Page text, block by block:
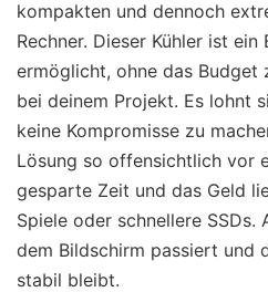
kompakten und dennoch
Rechner. Dieser Kühler ist
ermöglicht, ohne das Budget
bei deinem Projekt. Es lohnt
keine Kompromisse zu
Lösung so offensichtlich vor
gesparte Zeit und das Geld
Spiele oder schnellere SSDs.
dem Bildschirm passiert und
stabil bleibt.